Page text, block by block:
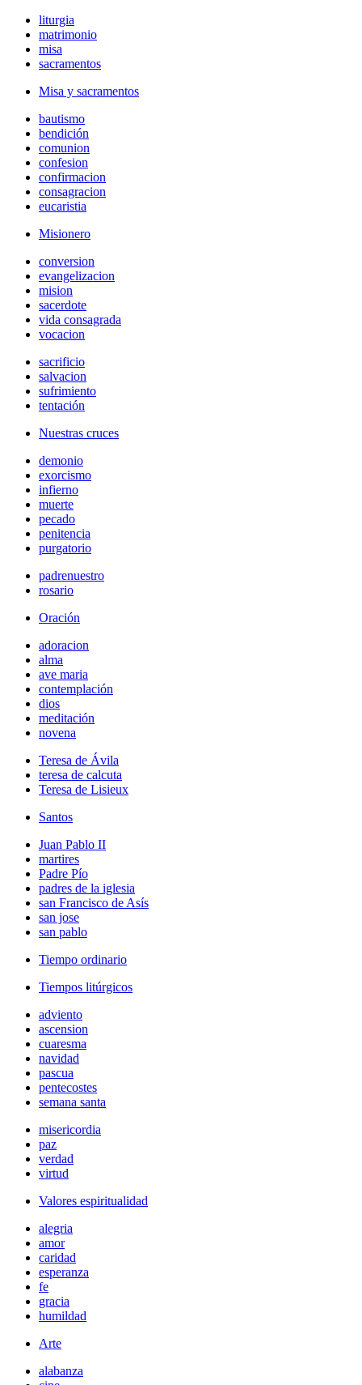
liturgia
matrimonio
misa
sacramentos
Misa y sacramentos
bautismo
bendición
comunion
confesion
confirmacion
consagracion
eucaristia
Misionero
conversion
evangelizacion
mision
sacerdote
vida consagrada
vocacion
sacrificio
salvacion
sufrimiento
tentación
Nuestras cruces
demonio
exorcismo
infierno
muerte
pecado
penitencia
purgatorio
padrenuestro
rosario
Oración
adoracion
alma
ave maria
contemplación
dios
meditación
novena
Teresa de Ávila
teresa de calcuta
Teresa de Lisieux
Santos
Juan Pablo II
martires
Padre Pío
padres de la iglesia
san Francisco de Asís
san jose
san pablo
Tiempo ordinario
Tiempos litúrgicos
adviento
ascension
cuaresma
navidad
pascua
pentecostes
semana santa
misericordia
paz
verdad
virtud
Valores espiritualidad
alegria
amor
caridad
esperanza
fe
gracia
humildad
Arte
alabanza